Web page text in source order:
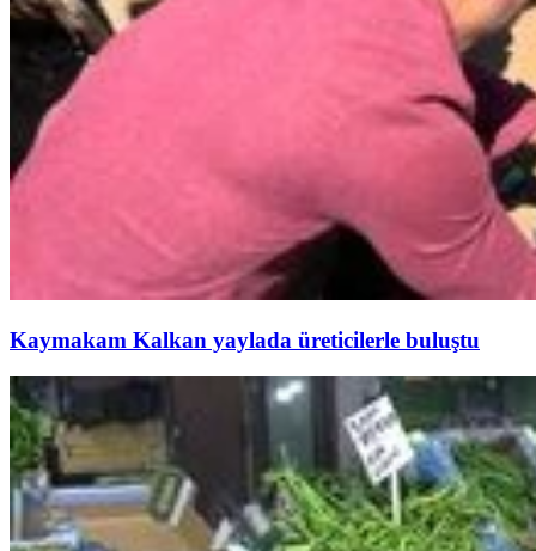
Kaymakam Kalkan yaylada üreticilerle buluştu